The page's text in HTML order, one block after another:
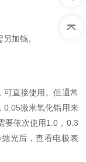
加钱。
直接使用。但通常
0.05微米氧化铝用来
要依次使用1.0，0.3
光后，查看电极表